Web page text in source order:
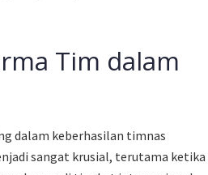
Tim dalam
dalam keberhasilan timnas
sangat krusial, terutama ketika